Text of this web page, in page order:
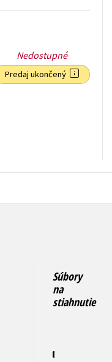
Nedostupné
Predaj ukončený
Súbory
na
stiahnutie
PDF